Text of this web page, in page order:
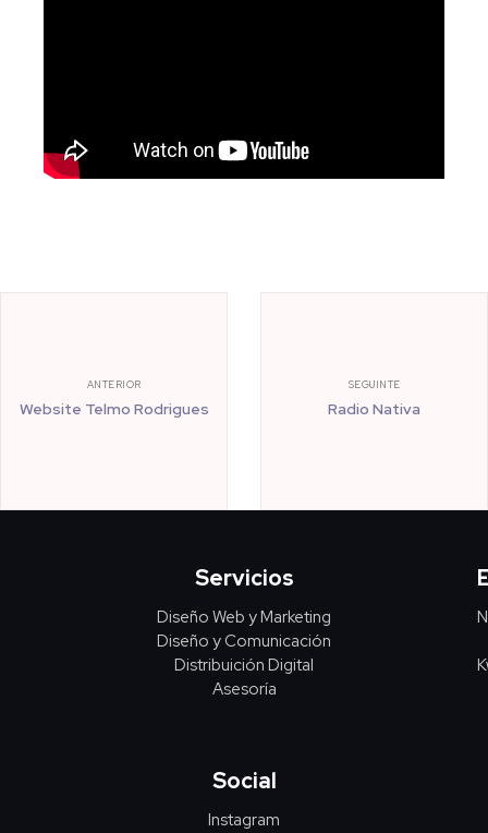
ANTERIOR
Website Telmo Rodrigues
SEGUINTE
Radio Nativa
Servicios
Diseño Web y Marketing
Diseño y Comunicación
Distribuición Digital
Asesoría
Social
Instagram